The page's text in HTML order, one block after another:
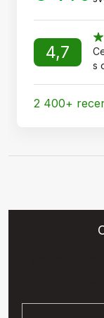
4,7
s
2 400+